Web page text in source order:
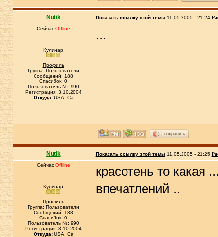
Nutik Показать ссылку этой темы 11.05.2005 - 21:24
Сейчас Offline
Кулинар
Профиль
Группа: Пользователи
Сообщений: 188
Спасибок: 0
Пользователь №: 990
Регистрация: 3.10.2004
Откуда:USA, Ca
...
сохранить
Nutik Показать ссылку этой темы 11.05.2005 - 21:25
Сейчас Offline
Кулинар
Профиль
Группа: Пользователи
Сообщений: 188
Спасибок: 0
Пользователь №: 990
Регистрация: 3.10.2004
Откуда:USA, Ca
красотень то какая
впечатлений ..